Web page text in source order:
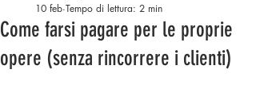
Come farsi pagare per le proprie
opere (senza rincorrere i clienti)
10 feb Tempo di lettura: 2 min